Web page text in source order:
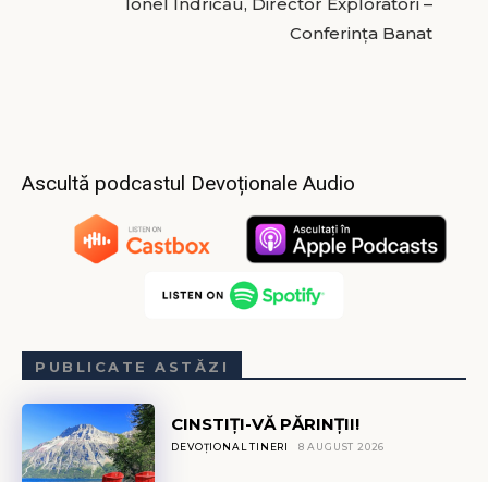
Conferința Banat
Ascultă podcastul Devoționale Audio
PUBLICATE ASTĂZI
CINSTIȚI-VĂ PĂRINȚII!
DEVOȚIONAL TINERI 8 AUGUST 2026